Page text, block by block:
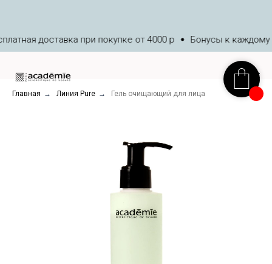
доставка при покупке от 4000 р Бонусы к каждому
Главная → Линия Pure → Гель очищающий для лица